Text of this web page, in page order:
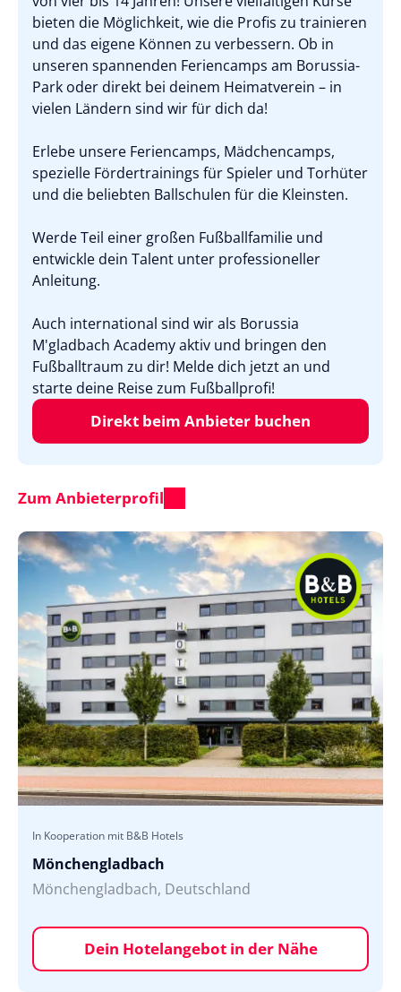
bieten die Möglichkeit, wie die Profis zu trainieren
und das eigene Können zu verbessern. Ob in
unseren spannenden Feriencamps am Borussia-
Park oder direkt bei deinem Heimatverein – in
vielen Ländern sind wir für dich da!
Erlebe unsere Feriencamps, Mädchencamps,
spezielle Fördertrainings für Spieler und Torhüter
und die beliebten Ballschulen für die Kleinsten.
Werde Teil einer großen Fußballfamilie und
entwickle dein Talent unter professioneller
Anleitung.
Auch international sind wir als Borussia
M'gladbach Academy aktiv und bringen den
Fußballtraum zu dir! Melde dich jetzt an und
starte deine Reise zum Fußballprofi!
Direkt beim Anbieter buchen
Zum Anbieterprofil
In Kooperation mit B&B Hotels
Mönchengladbach
Mönchengladbach, Deutschland
Dein Hotelangebot in der Nähe